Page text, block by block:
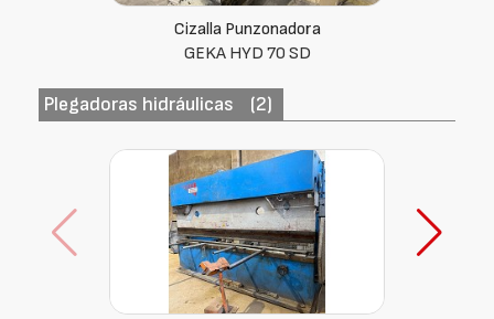
Cizalla Punzonadora
GEKA HYD 70 SD
Plegadoras hidráulicas (2)